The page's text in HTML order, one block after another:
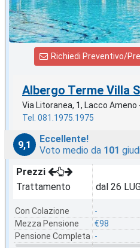
Richiedi Preventivo/
Albergo Terme Villa
Via Litoranea, 1, Lacco Ameno
Tel. 081.1975.1975
9,1
Eccellente!
Voto medio da 101
Prezzi
Trattamento
Con Colazione
Mezza Pensione
Pensione Completa
dal 26
-
€98
-